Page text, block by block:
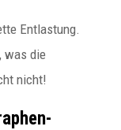
Entlastung.
was die
nicht!